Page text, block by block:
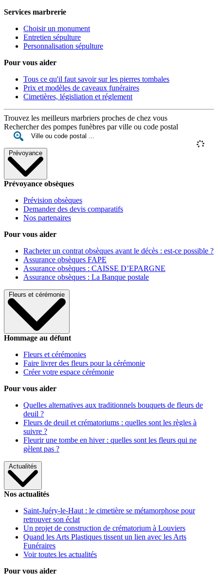
Services marbrerie
Choisir un monument
Entretien sépulture
Personnalisation sépulture
Pour vous aider
Tous ce qu'il faut savoir sur les pierres tombales
Prix et modèles de caveaux funéraires
Cimetières, législiation et réglement
Trouvez les meilleurs marbriers proches de chez vous
Rechercher des pompes funèbres par ville ou code postal
Prévoyance
Prévoyance obsèques
Prévision obsèques
Demander des devis comparatifs
Nos partenaires
Pour vous aider
Racheter un contrat obsèques avant le décès : est-ce possible ?
Assurance obsèques FAPE
Assurance obsèques : CAISSE D’EPARGNE
Assurance obsèques : La Banque postale
Fleurs et cérémonie
Hommage au défunt
Fleurs et cérémonies
Faire livrer des fleurs pour la cérémonie
Créer votre espace cérémonie
Pour vous aider
Quelles alternatives aux traditionnels bouquets de fleurs de
deuil ?
Fleurs de deuil et crématoriums : quelles sont les règles à
suivre ?
Fleurir une tombe en hiver : quelles sont les fleurs qui ne
gèlent pas ?
Actualités
Nos actualités
Saint-Juéry-le-Haut : le cimetière se métamorphose pour
retrouver son éclat
Un projet de construction de crématorium à Louviers
Quand les Arts Plastiques tissent un lien avec les Arts
Funéraires
Voir toutes les actualités
Pour vous aider